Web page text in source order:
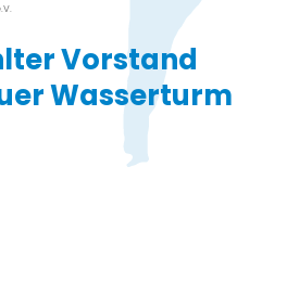
Vorstand
Wasserturm